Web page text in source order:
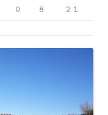
０ ８ ２１